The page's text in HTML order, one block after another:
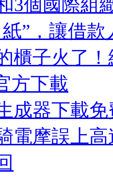
3個國際組
”，讓借款
櫃子火了
方下載
成器下載免
電摩誤上